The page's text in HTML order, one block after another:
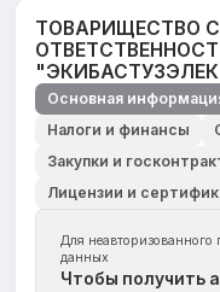
ТОВАРИЩЕСТВО
Основная
Налоги и финансы
Закупки и
Лицензии и
Для неавторизованного
данных
Чтобы получить